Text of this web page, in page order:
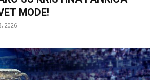
MODE!
2026